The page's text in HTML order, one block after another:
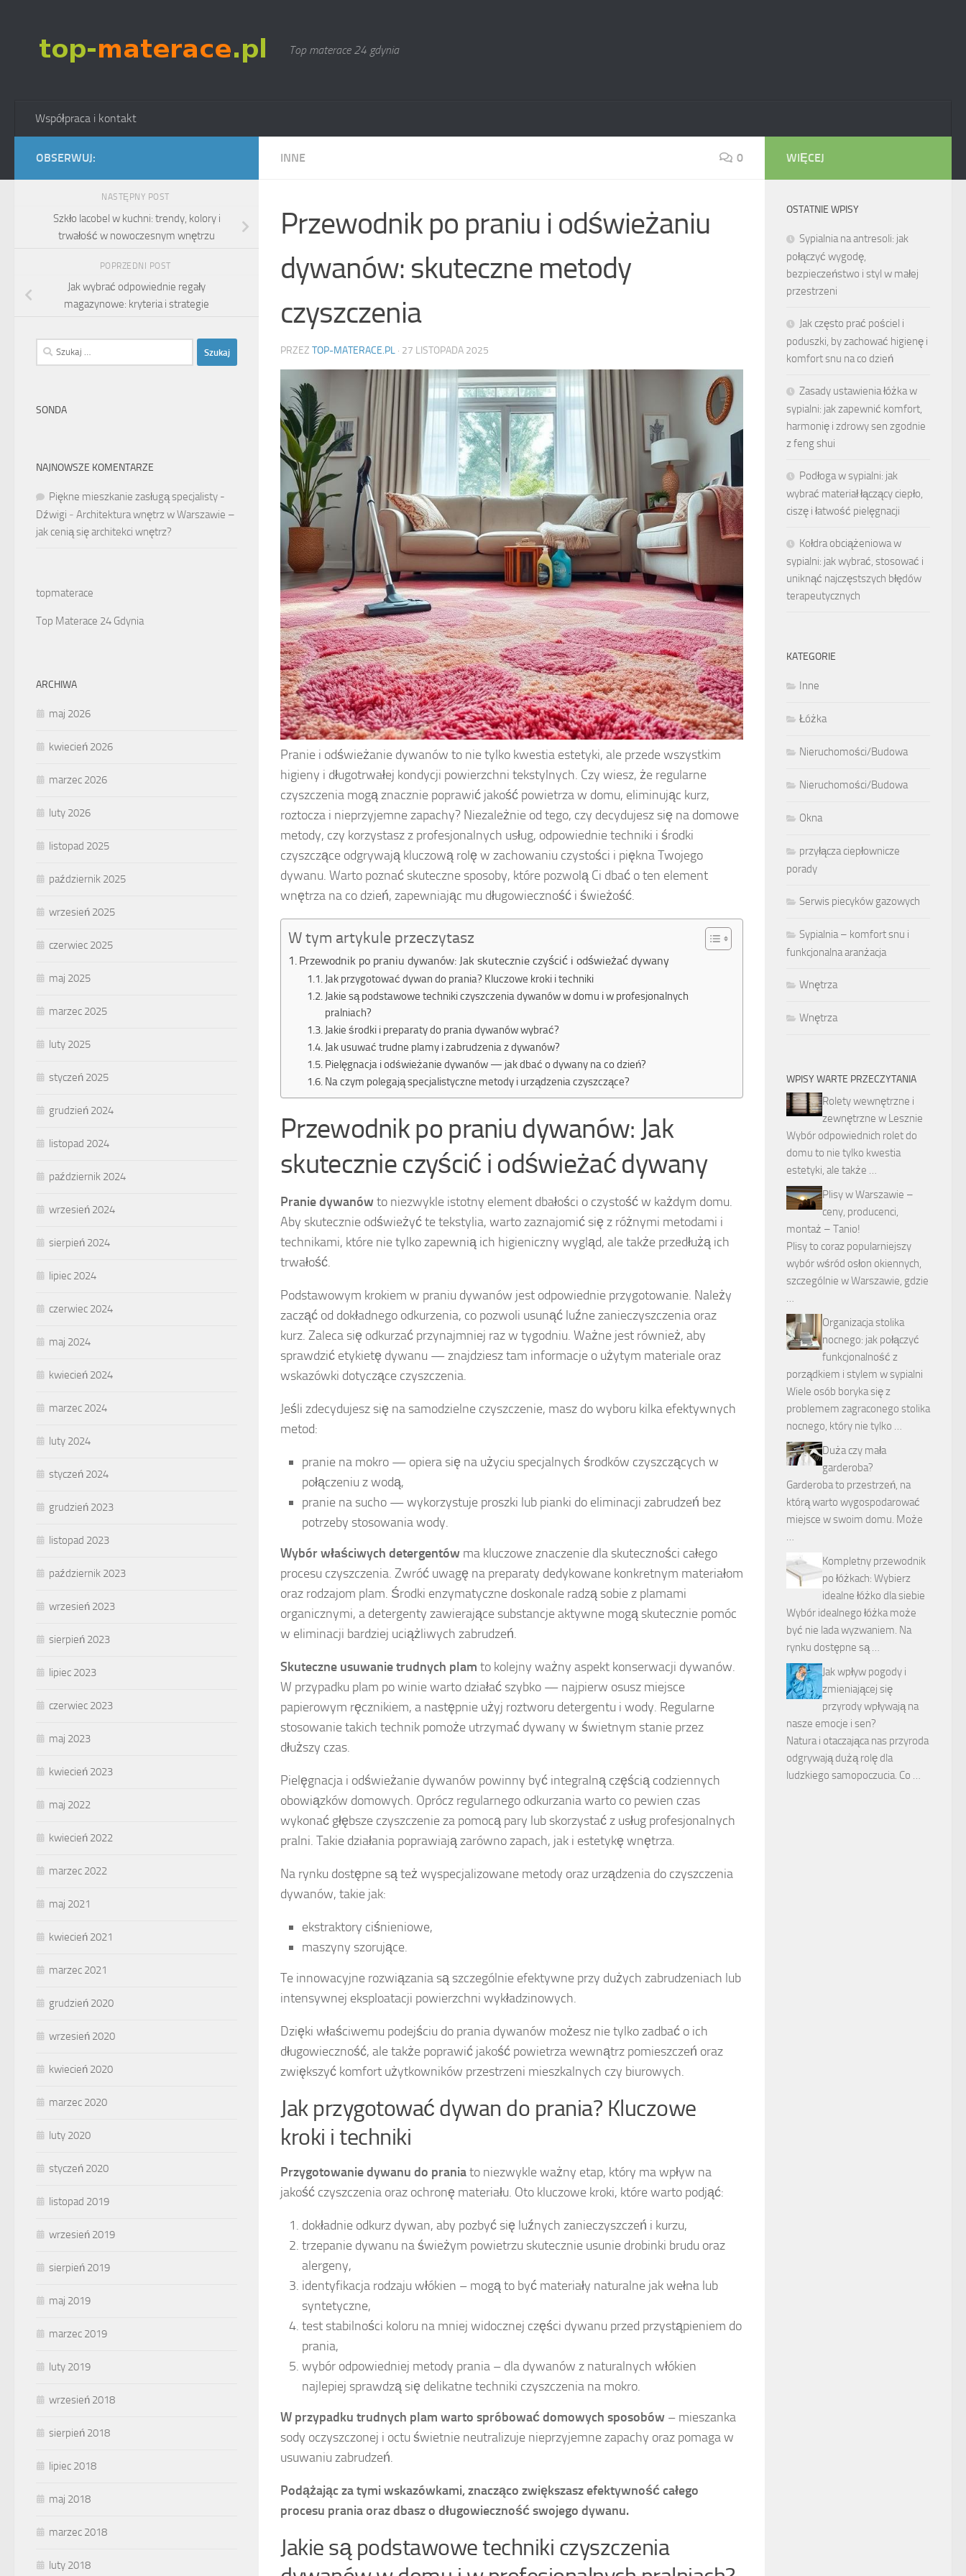
Top materace 24 gdynia
Współpraca i kontakt
INNE 0
Przewodnik po praniu i odświeżaniu
dywanów: skuteczne metody
czyszczenia
PRZEZ TOP-MATERACE.PL · 27 LISTOPADA 2025
Pranie i odświeżanie dywanów to nie tylko kwestia estetyki, ale przede wszystkim
higieny i długotrwałej kondycji powierzchni tekstylnych. Czy wiesz, że regularne
czyszczenia mogą znacznie poprawić jakość powietrza w domu, eliminując kurz,
roztocza i nieprzyjemne zapachy? Niezależnie od tego, czy decydujesz się na domowe
metody, czy korzystasz z profesjonalnych usług, odpowiednie techniki i środki
czyszczące odgrywają kluczową rolę w zachowaniu czystości i piękna Twojego
dywanu. Warto poznać skuteczne sposoby, które pozwolą Ci dbać o ten element
wnętrza na co dzień, zapewniając mu długowieczność i świeżość.
W tym artykule przeczytasz
Przewodnik po praniu dywanów: Jak skutecznie czyścić i odświeżać dywany
Jak przygotować dywan do prania? Kluczowe kroki i techniki
Jakie są podstawowe techniki czyszczenia dywanów w domu i w profesjonalnych
pralniach?
Jakie środki i preparaty do prania dywanów wybrać?
Jak usuwać trudne plamy i zabrudzenia z dywanów?
Pielęgnacja i odświeżanie dywanów — jak dbać o dywany na co dzień?
Na czym polegają specjalistyczne metody i urządzenia czyszczące?
Przewodnik po praniu dywanów: Jak
skutecznie czyścić i odświeżać dywany
Pranie dywanówto niezwykle istotny element dbałości o czystość w każdym domu.
Aby skutecznie odświeżyć te tekstylia, warto zaznajomić się z różnymi metodami i
technikami, które nie tylko zapewnią ich higieniczny wygląd, ale także przedłużą ich
trwałość.
Podstawowym krokiem w praniu dywanów jest odpowiednie przygotowanie. Należy
zacząć od dokładnego odkurzenia, co pozwoli usunąć luźne zanieczyszczenia oraz
kurz. Zaleca się odkurzać przynajmniej raz w tygodniu. Ważne jest również, aby
sprawdzić etykietę dywanu — znajdziesz tam informacje o użytym materiale oraz
wskazówki dotyczące czyszczenia.
Jeśli zdecydujesz się na samodzielne czyszczenie, masz do wyboru kilka efektywnych
metod:
pranie na mokro — opiera się na użyciu specjalnych środków czyszczących w
połączeniu z wodą,
pranie na sucho — wykorzystuje proszki lub pianki do eliminacji zabrudzeń bez
potrzeby stosowania wody.
Wybór właściwych detergentów ma kluczowe znaczenie dla skuteczności całego
procesu czyszczenia. Zwróć uwagę na preparaty dedykowane konkretnym materiałom
oraz rodzajom plam. Środki enzymatyczne doskonale radzą sobie z plamami
organicznymi, a detergenty zawierające substancje aktywne mogą skutecznie pomóc
w eliminacji bardziej uciążliwych zabrudzeń.
Skuteczne usuwanie trudnych plam to kolejny ważny aspekt konserwacji dywanów.
W przypadku plam po winie warto działać szybko — najpierw osusz miejsce
papierowym ręcznikiem, a następnie użyj roztworu detergentu i wody. Regularne
stosowanie takich technik pomoże utrzymać dywany w świetnym stanie przez
dłuższy czas.
Pielęgnacja i odświeżanie dywanów powinny być integralną częścią codziennych
obowiązków domowych. Oprócz regularnego odkurzania warto co pewien czas
wykonać głębsze czyszczenie za pomocą pary lub skorzystać z usług profesjonalnych
pralni. Takie działania poprawiają zarówno zapach, jak i estetykę wnętrza.
Na rynku dostępne są też wyspecjalizowane metody oraz urządzenia do czyszczenia
dywanów, takie jak:
ekstraktory ciśnieniowe,
maszyny szorujące.
Te innowacyjne rozwiązania są szczególnie efektywne przy dużych zabrudzeniach lub
intensywnej eksploatacji powierzchni wykładzinowych.
Dzięki właściwemu podejściu do prania dywanów możesz nie tylko zadbać o ich
długowieczność, ale także poprawić jakość powietrza wewnątrz pomieszczeń oraz
zwiększyć komfort użytkowników przestrzeni mieszkalnych czy biurowych.
Jak przygotować dywan do prania? Kluczowe
kroki i techniki
Przygotowanie dywanu do praniato niezwykle ważny etap, który ma wpływ na
jakość czyszczenia oraz ochronę materiału. Oto kluczowe kroki, które warto podjąć:
dokładnie odkurz dywan, aby pozbyć się luźnych zanieczyszczeń i kurzu,
trzepanie dywanu na świeżym powietrzu skutecznie usunie drobinki brudu oraz
alergeny,
identyfikacja rodzaju włókien – mogą to być materiały naturalne jak wełna lub
syntetyczne,
test stabilności koloru na mniej widocznej części dywanu przed przystąpieniem do
prania,
wybór odpowiedniej metody prania – dla dywanów z naturalnych włókien
najlepiej sprawdzą się delikatne techniki czyszczenia na mokro.
W przypadku trudnych plam warto spróbować domowych sposobów – mieszanka
sody oczyszczonej i octu świetnie neutralizuje nieprzyjemne zapachy oraz pomaga w
usuwaniu zabrudzeń.
Podążając za tymi wskazówkami, znacząco zwiększasz efektywność całego
procesu prania oraz dbasz o długowieczność swojego dywanu.
Jakie są podstawowe techniki czyszczenia
OBSERWUJ:
NASTĘPNY POST
Szkło lacobel w kuchni: trendy, kolory i
trwałość w nowoczesnym wnętrzu
POPRZEDNI POST
Jak wybrać odpowiednie regały
magazynowe: kryteria i strategie
Szukaj:
SONDA
NAJNOWSZE KOMENTARZE
Piękne mieszkanie zasługą specjalisty -
Dźwigi - Architektura wnętrz w Warszawie –
jak cenią się architekci wnętrz?
topmaterace
Top Materace 24 Gdynia
ARCHIWA
maj 2026
kwiecień 2026
marzec 2026
luty 2026
listopad 2025
październik 2025
wrzesień 2025
czerwiec 2025
maj 2025
marzec 2025
luty 2025
styczeń 2025
grudzień 2024
listopad 2024
październik 2024
wrzesień 2024
sierpień 2024
lipiec 2024
czerwiec 2024
maj 2024
kwiecień 2024
marzec 2024
luty 2024
styczeń 2024
grudzień 2023
listopad 2023
październik 2023
wrzesień 2023
sierpień 2023
lipiec 2023
czerwiec 2023
maj 2023
kwiecień 2023
maj 2022
kwiecień 2022
marzec 2022
maj 2021
kwiecień 2021
marzec 2021
grudzień 2020
wrzesień 2020
kwiecień 2020
marzec 2020
luty 2020
styczeń 2020
listopad 2019
wrzesień 2019
sierpień 2019
maj 2019
marzec 2019
luty 2019
wrzesień 2018
sierpień 2018
lipiec 2018
maj 2018
marzec 2018
luty 2018
WIĘCEJ
OSTATNIE WPISY
Sypialnia na antresoli: jak
połączyć wygodę,
bezpieczeństwo i styl w małej
przestrzeni
Jak często prać pościel i
poduszki, by zachować higienę i
komfort snu na co dzień
Zasady ustawienia łóżka w
sypialni: jak zapewnić komfort,
harmonię i zdrowy sen zgodnie
z feng shui
Podłoga w sypialni: jak
wybrać materiał łączący ciepło,
ciszę i łatwość pielęgnacji
Kołdra obciążeniowa w
sypialni: jak wybrać, stosować i
uniknąć najczęstszych błędów
terapeutycznych
KATEGORIE
Inne
Łóżka
Nieruchomości/Budowa
Nieruchomości/Budowa
Okna
przyłącza ciepłownicze
porady
Serwis piecyków gazowych
Sypialnia – komfort snu i
funkcjonalna aranżacja
Wnętrza
Wnętrza
WPISY WARTE PRZECZYTANIA
Rolety wewnętrzne i
zewnętrzne w Lesznie
Wybór odpowiednich rolet do
domu to nie tylko kwestia
estetyki, ale także …
Plisy w Warszawie –
ceny, producenci,
montaż – Tanio!
Plisy to coraz popularniejszy
wybór wśród osłon okiennych,
szczególnie w Warszawie, gdzie
…
Organizacja stolika
nocnego: jak połączyć
funkcjonalność z
porządkiem i stylem w sypialni
Wiele osób boryka się z
problemem zagraconego stolika
nocnego, który nie tylko …
Duża czy mała
garderoba?
Garderoba to przestrzeń, na
którą warto wygospodarować
miejsce w swoim domu. Może
…
Kompletny przewodnik
po łóżkach: Wybierz
idealne łóżko dla siebie
Wybór idealnego łóżka może
być nie lada wyzwaniem. Na
rynku dostępne są …
Jak wpływ pogody i
zmieniającej się
przyrody wpływają na
nasze emocje i sen?
Natura i otaczająca nas przyroda
odgrywają dużą rolę dla
ludzkiego samopoczucia. Co …